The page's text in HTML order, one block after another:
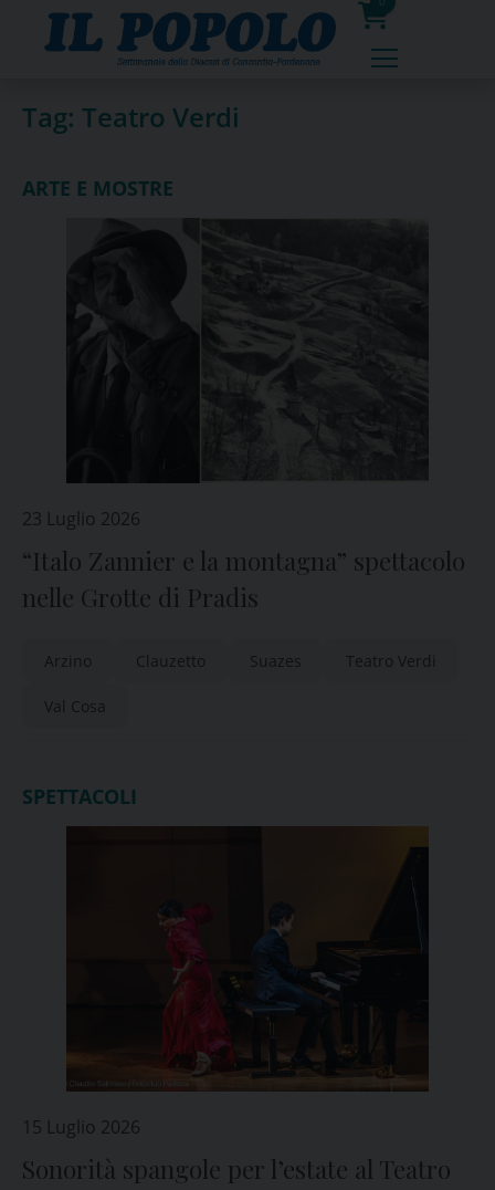
0
prodotti
Tag: Teatro Verdi
ARTE E MOSTRE
23 Luglio 2026
“Italo Zannier e la montagna” spettacolo
nelle Grotte di Pradis
Arzino Clauzetto Suazes Teatro Verdi
Val Cosa
SPETTACOLI
15 Luglio 2026
Sonorità spangole per l’estate al Teatro